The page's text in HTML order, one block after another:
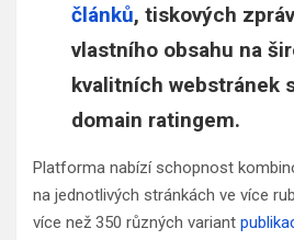
článků, tiskových
vlastního obsahu na
kvalitních webstránek
domain ratingem.
Platforma nabízí schopnost
na jednotlivých stránkách ve více
více než 350 různých variant